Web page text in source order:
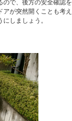
で、後方の安全確認
が突然開くことも考
しましょう。